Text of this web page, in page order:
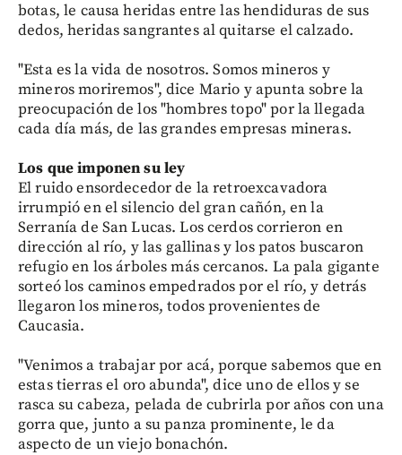
botas, le causa heridas entre las hendiduras de sus
dedos, heridas sangrantes al quitarse el calzado.
"Esta es la vida de nosotros. Somos mineros y
mineros moriremos", dice Mario y apunta sobre la
preocupación de los "hombres topo" por la llegada
cada día más, de las grandes empresas mineras.
Los que imponen su ley
El ruido ensordecedor de la retroexcavadora
irrumpió en el silencio del gran cañón, en la
Serranía de San Lucas. Los cerdos corrieron en
dirección al río, y las gallinas y los patos buscaron
refugio en los árboles más cercanos. La pala gigante
sorteó los caminos empedrados por el río, y detrás
llegaron los mineros, todos provenientes de
Caucasia.
"Venimos a trabajar por acá, porque sabemos que en
estas tierras el oro abunda", dice uno de ellos y se
rasca su cabeza, pelada de cubrirla por años con una
gorra que, junto a su panza prominente, le da
aspecto de un viejo bonachón.